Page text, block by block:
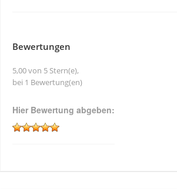
Bewertungen
5,00 von 5 Stern(e),
bei 1 Bewertung(en)
Hier Bewertung abgeben: